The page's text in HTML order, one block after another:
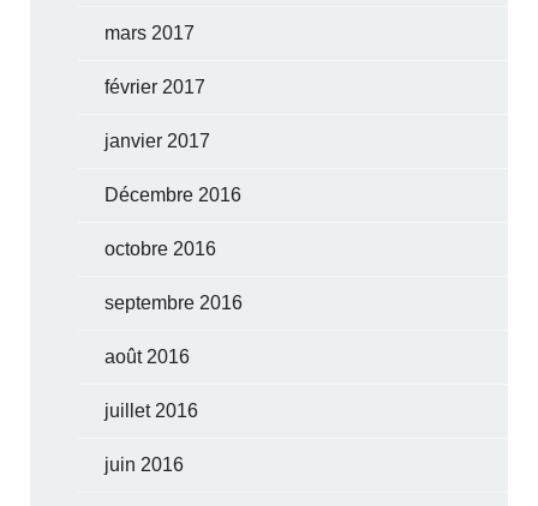
mars 2017
février 2017
janvier 2017
Décembre 2016
octobre 2016
septembre 2016
août 2016
juillet 2016
juin 2016